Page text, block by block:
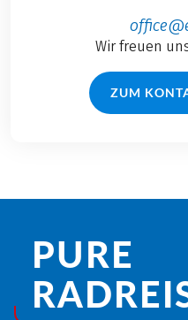
Wir freuen
ZUM
PURE